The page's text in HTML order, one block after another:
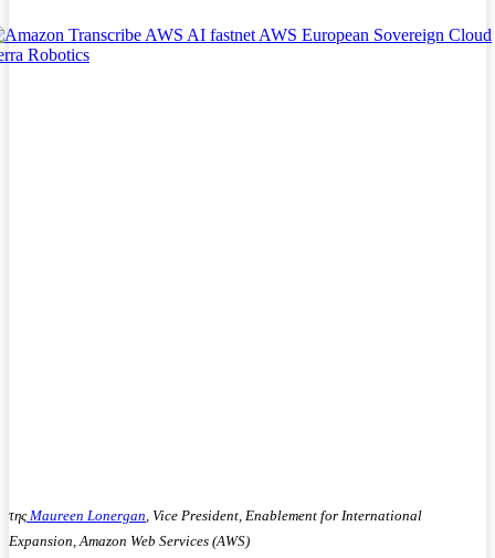
τηςMaureen Lonergan Vice President, Enablement for International
Expansion, Amazon Web Services (AWS)